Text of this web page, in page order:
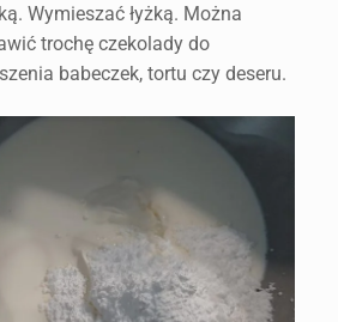
Wymieszać łyżką. Można
trochę czekolady do
babeczek, tortu czy deseru.